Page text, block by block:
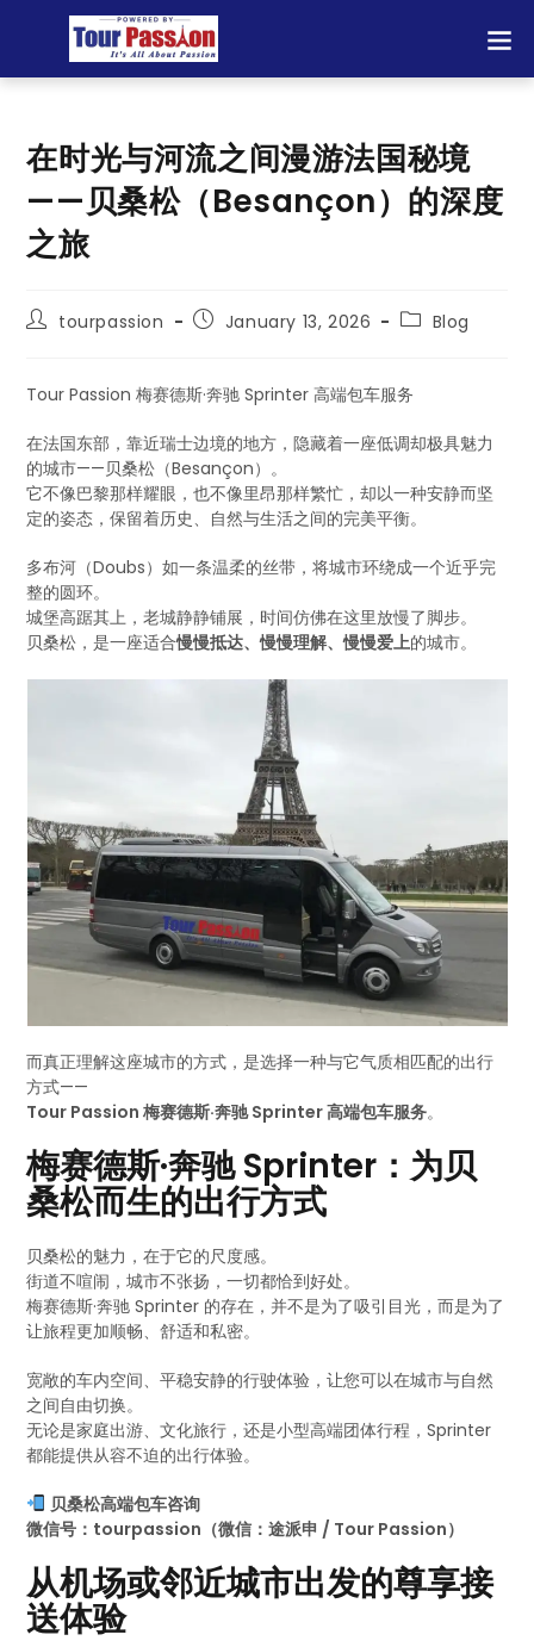
在时光与河流之间漫游法国秘境
——贝桑松（Besançon）的深度
之旅
tourpassion January 13, 2026 Blog
Tour Passion 梅赛德斯·奔驰 Sprinter 高端包车服务
在法国东部，靠近瑞士边境的地方，隐藏着一座低调却极具魅力
的城市——贝桑松（Besançon）。
它不像巴黎那样耀眼，也不像里昂那样繁忙，却以一种安静而坚
定的姿态，保留着历史、自然与生活之间的完美平衡。
多布河（Doubs）如一条温柔的丝带，将城市环绕成一个近乎完
整的圆环。
城堡高踞其上，老城静静铺展，时间仿佛在这里放慢了脚步。
贝桑松，是一座适合慢慢抵达、慢慢理解、慢慢爱上的城市。
而真正理解这座城市的方式，是选择一种与它气质相匹配的出行
方式——
Tour Passion 梅赛德斯·奔驰 Sprinter 高端包车服务。
梅赛德斯·奔驰 Sprinter：为贝
桑松而生的出行方式
贝桑松的魅力，在于它的尺度感。
街道不喧闹，城市不张扬，一切都恰到好处。
梅赛德斯·奔驰 Sprinter 的存在，并不是为了吸引目光，而是为了
让旅程更加顺畅、舒适和私密。
宽敞的车内空间、平稳安静的行驶体验，让您可以在城市与自然
之间自由切换。
无论是家庭出游、文化旅行，还是小型高端团体行程，Sprinter
都能提供从容不迫的出行体验。
贝桑松高端包车咨询
微信号：tourpassion（微信：途派申 / Tour Passion）
从机场或邻近城市出发的尊享接
送体验